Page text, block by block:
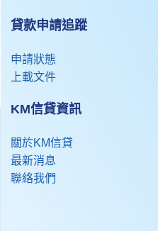
貸款申請追蹤​
申請狀態
上載文件
KM信貸資訊
關於KM信貸
最新消息
聯絡我們